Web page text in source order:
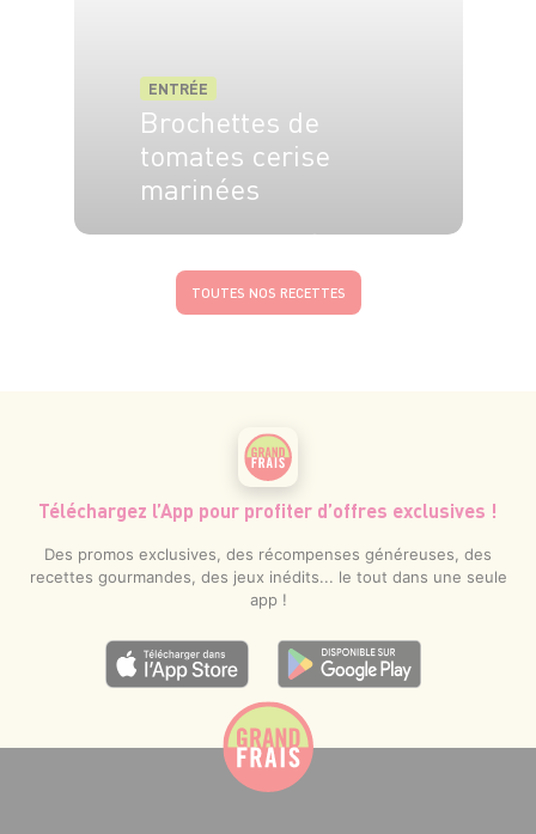
ENTRÉE
Brochettes de
tomates cerise
marinées
TOUTES NOS RECETTES
Téléchargez l’App pour profiter d’offres exclusives !
Des promos exclusives, des récompenses généreuses, des
recettes gourmandes, des jeux inédits... le tout dans une seule
app !